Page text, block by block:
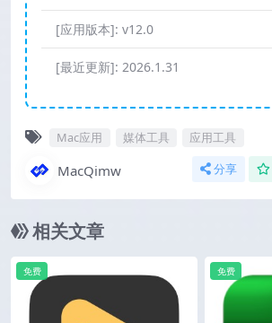
[应用版本]: v12.0
[最近更新]: 2026.1.31
Mac应用 媒体工具 应用工具
MacQimw 分享
相关文章
免费 免费